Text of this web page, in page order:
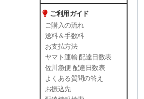
ご利用ガイド
ご購入の流れ
送料＆手数料
お支払方法
ヤマト運輸 配達日数表
佐川急便 配達日数表
よくある質問の答え
お振込先